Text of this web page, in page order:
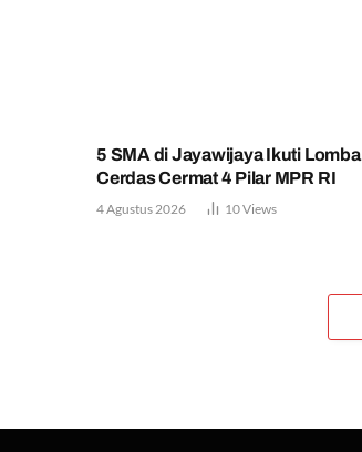
5 SMA di Jayawijaya Ikuti Lomba
Cerdas Cermat 4 Pilar MPR RI
4 Agustus 2026 10Views